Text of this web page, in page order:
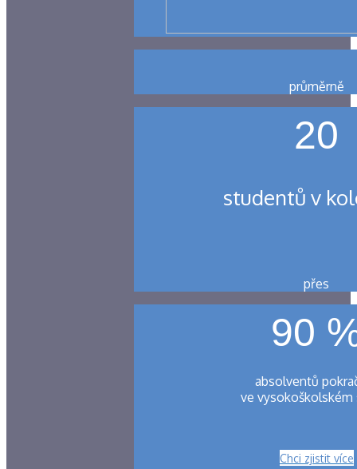
průměrně
20
studentů v
přes
90
absolventů
ve vysokoškolském
Chci zjistit více